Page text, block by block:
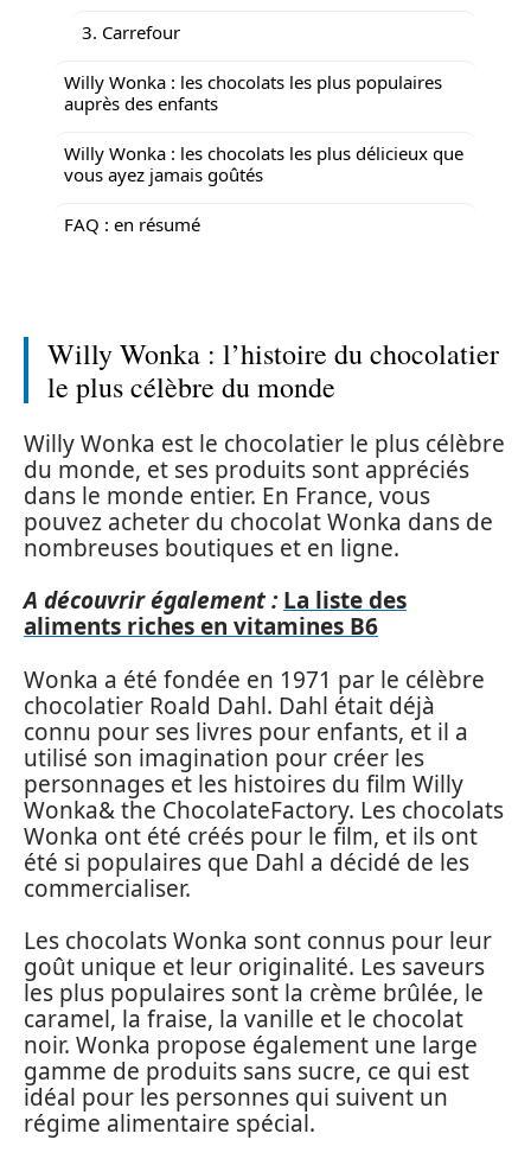
3. Carrefour
Willy Wonka : les chocolats les plus populaires
auprès des enfants
Willy Wonka : les chocolats les plus délicieux que
vous ayez jamais goûtés
FAQ : en résumé
Willy Wonka : l’histoire du chocolatier
le plus célèbre du monde
Willy Wonka est le chocolatier le plus célèbre
du monde, et ses produits sont appréciés
dans le monde entier. En France, vous
pouvez acheter du chocolat Wonka dans de
nombreuses boutiques et en ligne.
A découvrir également : La liste des
aliments riches en vitamines B6
Wonka a été fondée en 1971 par le célèbre
chocolatier Roald Dahl. Dahl était déjà
connu pour ses livres pour enfants, et il a
utilisé son imagination pour créer les
personnages et les histoires du film Willy
Wonka& the ChocolateFactory. Les chocolats
Wonka ont été créés pour le film, et ils ont
été si populaires que Dahl a décidé de les
commercialiser.
Les chocolats Wonka sont connus pour leur
goût unique et leur originalité. Les saveurs
les plus populaires sont la crème brûlée, le
caramel, la fraise, la vanille et le chocolat
noir. Wonka propose également une large
gamme de produits sans sucre, ce qui est
idéal pour les personnes qui suivent un
régime alimentaire spécial.